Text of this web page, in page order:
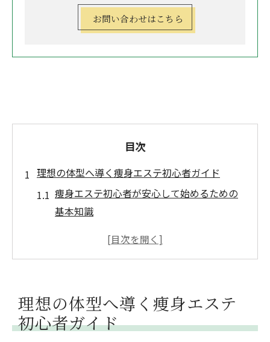
お問い合わせはこちら
目次
理想の体型へ導く痩身エステ初心者ガイド
痩身エステ初心者が安心して始めるための
基本知識
枚方で人気の痩身エステの特徴と選び方
初めての痩身エステで気を付けるポイント
痩身エステ初心者が失敗しないためのコツ
初めての痩身エステで安心できるポイント
理想の体型へ導く痩身エステ
初心者ガイド